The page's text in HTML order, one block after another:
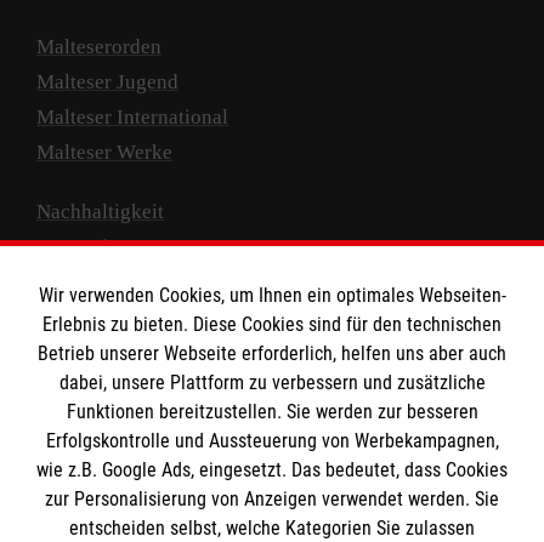
Malteserorden
Malteser Jugend
Malteser International
Malteser Werke
Nachhaltigkeit
Prävention
Compliance
Transparenz
Spenden und Helfen
Spendenkonto
Empfänger: Malteser Hilfsdienst e.V.
IBAN: DE10 3706 0120 1201 2000 12
BIC: GENODED 1PA7
Wir verwenden Cookies, um Ihnen ein optimales Webseiten-
Erlebnis zu bieten. Diese Cookies sind für den technischen
Betrieb unserer Webseite erforderlich, helfen uns aber auch
dabei, unsere Plattform zu verbessern und zusätzliche
Funktionen bereitzustellen. Sie werden zur besseren
Erfolgskontrolle und Aussteuerung von Werbekampagnen,
wie z.B. Google Ads, eingesetzt. Das bedeutet, dass Cookies
zur Personalisierung von Anzeigen verwendet werden. Sie
entscheiden selbst, welche Kategorien Sie zulassen